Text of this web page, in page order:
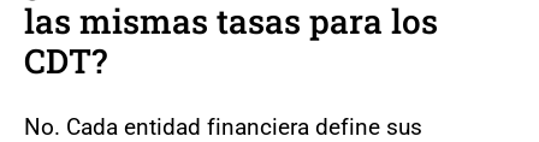
las mismas tasas para los
CDT?
No. Cada entidad financiera define sus